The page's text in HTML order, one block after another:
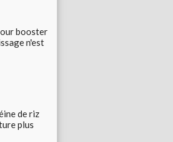
booster
n'est
de riz
plus